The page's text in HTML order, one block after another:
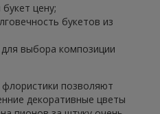
цену;
букетов из
выбора композиции
позволяют
декоративные цветы